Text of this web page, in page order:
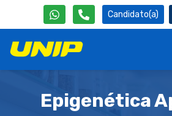
Candidato(a)
Epigenética